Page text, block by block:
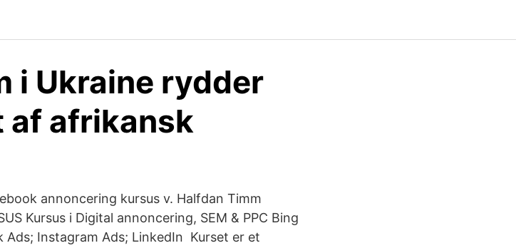
i Ukraine rydder
af afrikansk
annoncering kursus v. Halfdan Timm
Kursus i Digital annoncering, SEM & PPC Bing
Ads; Instagram Ads; LinkedIn Kurset er et